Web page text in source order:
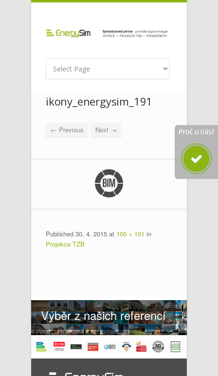
ikony_energysim_191
← Previous Next →
Published 30. 4. 2015 at 100 × 101 in
Projekce TZB
Výběr z našich referencí